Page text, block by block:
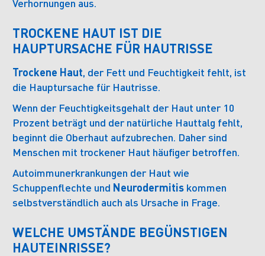
TROCKENE HAUT IST DIE
HAUPTURSACHE FÜR HAUTRISSE
Trockene Haut, der Fett und Feuchtigkeit fehlt, ist
die Hauptursache für Hautrisse.
Wenn der Feuchtigkeitsgehalt der Haut unter 10
Prozent beträgt und der natürliche Hauttalg fehlt,
beginnt die Oberhaut aufzubrechen. Daher sind
Menschen mit trockener Haut häufiger betroffen.
Autoimmunerkrankungen der Haut wie
Schuppenflechte und Neurodermitiskommen
selbstverständlich auch als Ursache in Frage.
WELCHE UMSTÄNDE BEGÜNSTIGEN
HAUTEINRISSE?